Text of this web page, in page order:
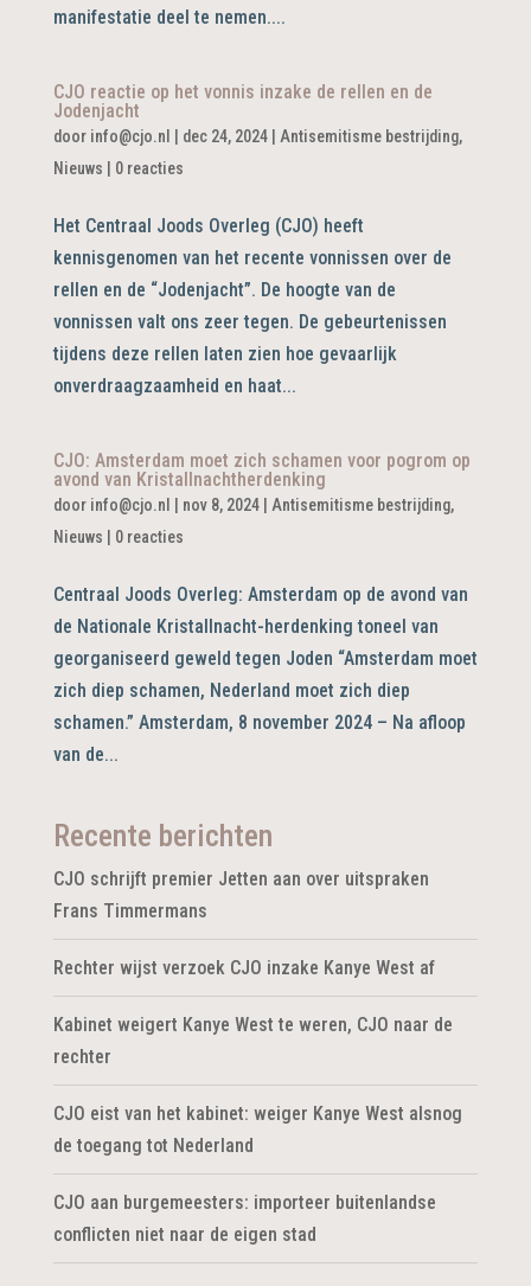
manifestatie deel te nemen....
CJO reactie op het vonnis inzake de rellen en de
Jodenjacht
door info@cjo.nl | dec 24, 2024| Antisemitisme bestrijding,
Nieuws | 0 reacties
Het Centraal Joods Overleg (CJO) heeft
kennisgenomen van het recente vonnissen over de
rellen en de “Jodenjacht”. De hoogte van de
vonnissen valt ons zeer tegen. De gebeurtenissen
tijdens deze rellen laten zien hoe gevaarlijk
onverdraagzaamheid en haat...
CJO: Amsterdam moet zich schamen voor pogrom op
avond van Kristallnachtherdenking
door info@cjo.nl | nov 8, 2024| Antisemitisme bestrijding,
Nieuws | 0 reacties
Centraal Joods Overleg: Amsterdam op de avond van
de Nationale Kristallnacht-herdenking toneel van
georganiseerd geweld tegen Joden “Amsterdam moet
zich diep schamen, Nederland moet zich diep
schamen.” Amsterdam, 8 november 2024 – Na afloop
van de...
Recente berichten
CJO schrijft premier Jetten aan over uitspraken
Frans Timmermans
Rechter wijst verzoek CJO inzake Kanye West af
Kabinet weigert Kanye West te weren, CJO naar de
rechter
CJO eist van het kabinet: weiger Kanye West alsnog
de toegang tot Nederland
CJO aan burgemeesters: importeer buitenlandse
conflicten niet naar de eigen stad